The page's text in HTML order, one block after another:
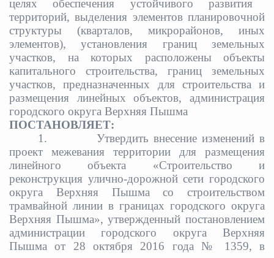
целях обеспечения устойчивого развития
территорий, выделения элементов планировочной
структуры (кварталов, микрорайонов, иных
элементов), установления границ земельных
участков, на которых расположены объекты
капитального строительства, границ земельных
участков, предназначенных для строительства и
размещения линейных объектов,администрация
городского округа Верхняя Пышма
ПОСТАНОВЛЯЕТ:
1.
Утвердить внесение изменений в
проект межевания территории для размещения
линейного объекта «Строительство и
реконструкция улично-дорожной сети городского
округа Верхняя Пышма со строительством
трамвайной линии в границах городского округа
Верхняя Пышма», утвержденный постановлением
администрации городского округа Верхняя
Пышма от 28 октября 2016 года № 1359, в